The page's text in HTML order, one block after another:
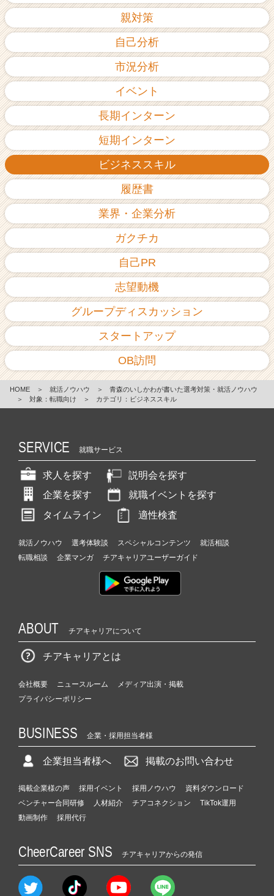
親対策
自己分析
市況分析
イベント
長期インターン
短期インターン
ビジネススキル
履歴書
業界・企業分析
ガクチカ
自己PR
志望動機
グループディスカッション
スタートアップ
OB訪問
HOME ＞ 就活ノウハウ ＞
青森のいしかわが書いた選考対策・就活ノウハウ
＞
対象：転職向け ＞ カテゴリ：ビジネススキル
SERVICE 就職サービス
求人を探す
説明会を探す
企業を探す
就職イベントを探す
タイムライン
適性検査
就活ノウハウ 選考体験談 スペシャルコンテンツ
就活相談
転職相談
企業マンガ チアキャリアユーザーガイド
ABOUT チアキャリアについて
チアキャリアとは
会社概要 ニュースルーム
メディア出演・掲載
プライバシーポリシー
BUSINESS 企業・採用担当者様
企業担当者様へ 掲載のお問い合わせ
掲載企業様の声 採用イベント 採用ノウハウ
資料ダウンロード
ベンチャー合同研修
人材紹介 チアコネクション
TikTok運用
動画制作
採用代行
CheerCareer SNS チアキャリアからの発信